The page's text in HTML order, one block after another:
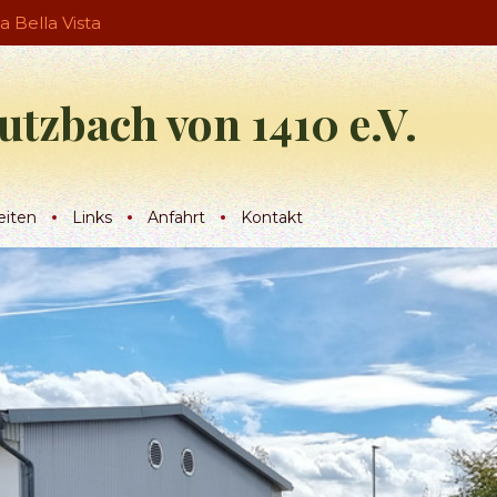
Bella Vista
von 1410 e.V.
Links Anfahrt Kontakt